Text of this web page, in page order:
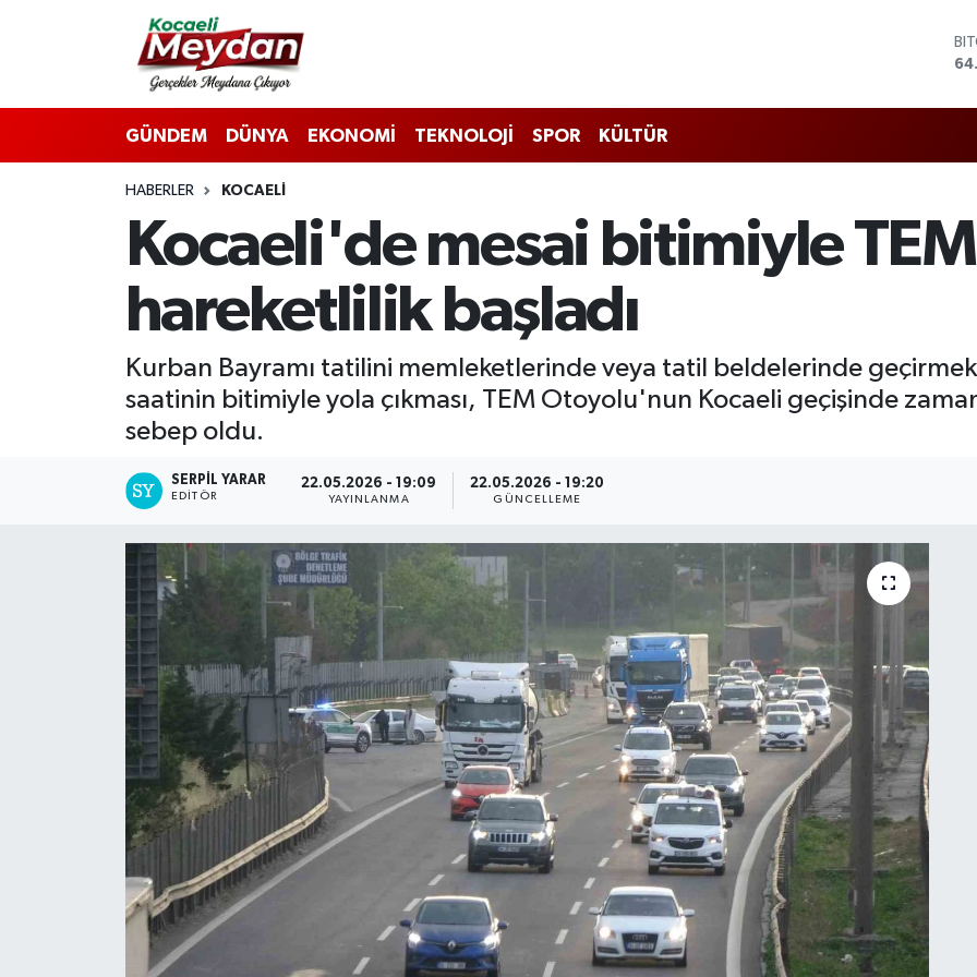
GÜNDEM DÜNYA EKONOMİ TEKNOLOJİ SPOR KÜLTÜR
HABERLER KOCAELI
Kocaeli'de mesai bitimiyle
hareketlilik başladı
Kurban Bayramı tatilini memleketlerinde veya tatil beldelerinde
saatinin bitimiyle yola çıkması, TEM Otoyolu'nun Kocaeli geçişinde
sebep oldu.
SERPİL YARAR
EDITÖR
22.05.2026 - 19:09
YAYINLANMA
22.05.2026 - 19:20
GÜNCELLEME
Nöbetçi Eczaneler
Hava Durumu
Trafik Durumu
Süper Lig Puan Durumu ve Fikstür
Tüm Manşetler
Son Dakika Haberleri